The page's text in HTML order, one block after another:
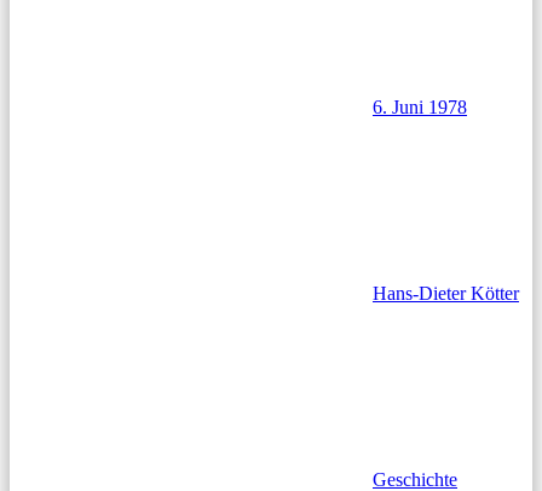
6. Juni 1978
Hans-Dieter Kötter
Geschichte